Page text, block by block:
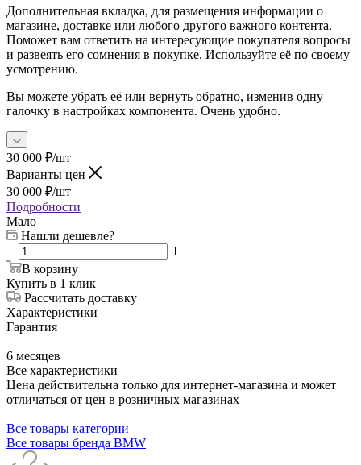
Дополнительная вкладка, для размещения информации о
магазине, доставке или любого другого важного контента.
Поможет вам ответить на интересующие покупателя вопросы
и развеять его сомнения в покупке. Используйте её по своему
усмотрению.
Вы можете убрать её или вернуть обратно, изменив одну
галочку в настройках компонента. Очень удобно.
30 000 ₽/шт
Варианты цен
30 000 ₽/шт
Подробности
Мало
Нашли дешевле?
В корзину
Купить в 1 клик
Рассчитать доставку
Характеристики
Гарантия
—
6 месяцев
Все характеристики
Цена действительна только для интернет-магазина и может
отличаться от цен в розничных магазинах
Все товары категории
Все товары бренда BMW